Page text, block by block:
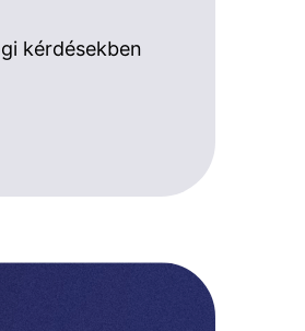
kérdésekben